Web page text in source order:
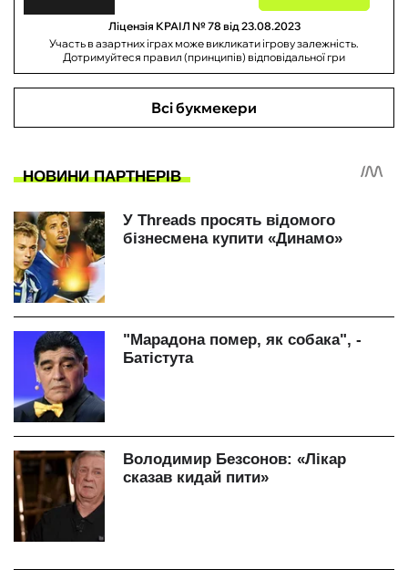
Ліцензія КРАІЛ № 78 від 23.08.2023
Участь в азартних іграх може викликати ігрову залежність.
Дотримуйтеся правил (принципів) відповідальної гри
Всі букмекери